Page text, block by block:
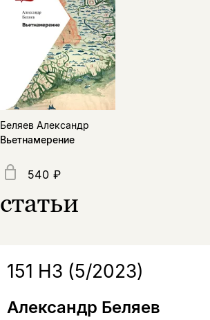
Беляев Александр
Вьетнамерение
540 ₽
статьи
151 НЗ (5/2023)
Александр Беляев
Копировать
ссылку
нет, вернуться назад